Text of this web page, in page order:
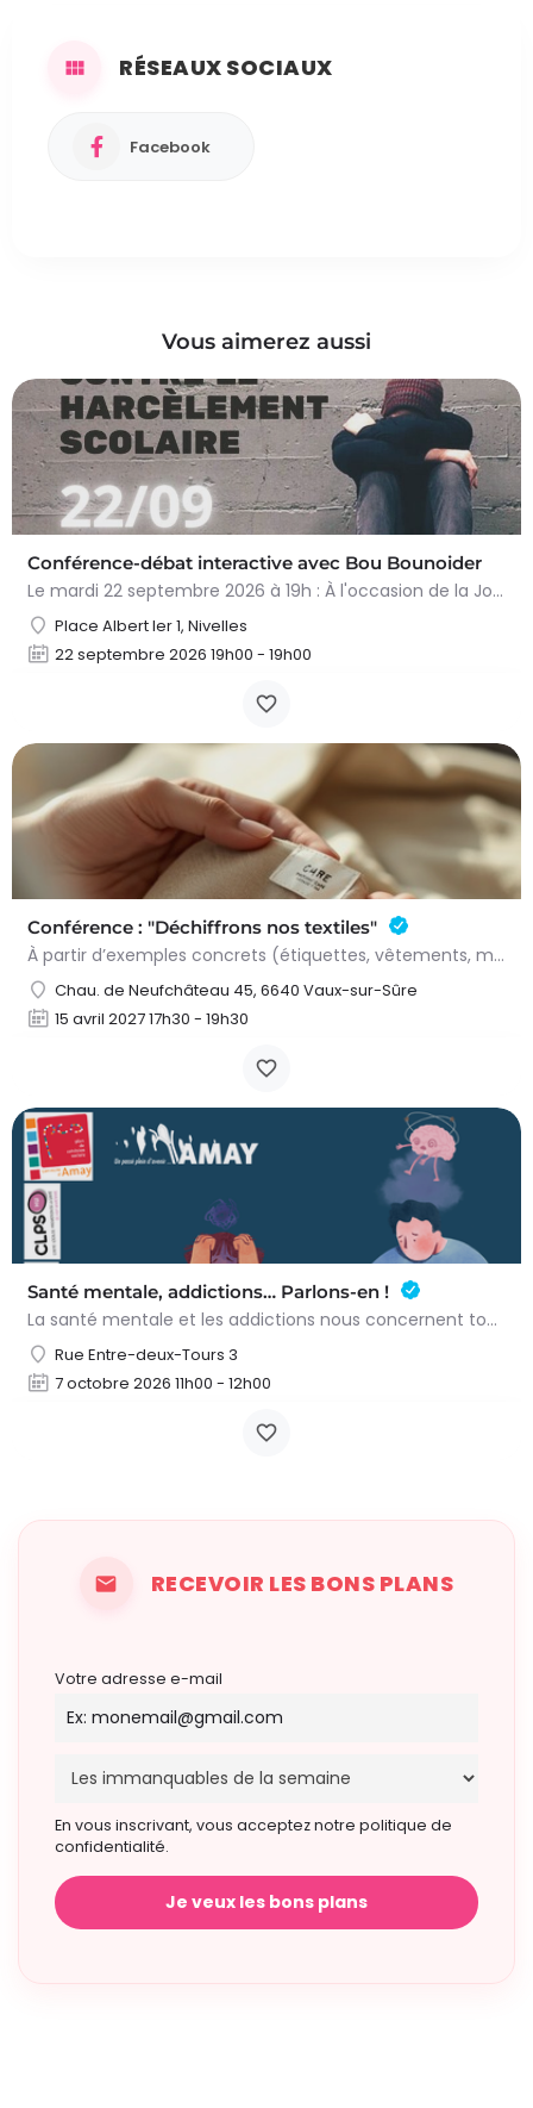
RÉSEAUX SOCIAUX
Facebook
Vous aimerez aussi
Conférence-débat interactive avec Bou Bounoider
Le mardi 22 septembre 2026 à 19h : À l'occasion de la Journée nivelloise contre le harcèlement scolaire,…
Place Albert Ier 1, Nivelles
22 septembre 2026 19h00 - 19h00
Conférence : "Déchiffrons nos textiles"
À partir d’exemples concrets (étiquettes, vêtements, matières), nous découvrirons ce qui se cache derrière…
Chau. de Neufchâteau 45, 6640 Vaux-sur-Sûre
15 avril 2027 17h30 - 19h30
Santé mentale, addictions… Parlons-en !
La santé mentale et les addictions nous concernent toutes et tous. Il n'est pas toujours facile de savoir…
Rue Entre-deux-Tours 3
7 octobre 2026 11h00 - 12h00
RECEVOIR LES BONS PLANS
Votre adresse e-mail
En vous inscrivant, vous acceptez notre politique de
confidentialité.